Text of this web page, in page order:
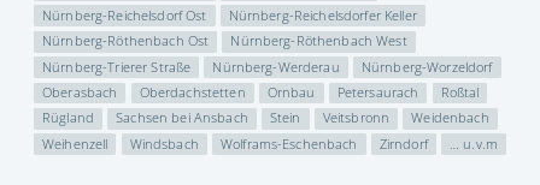
Nürnberg-Reichelsdorf Ost
Nürnberg-Reichelsdorfer Keller
Nürnberg-Röthenbach Ost
Nürnberg-Röthenbach West
Nürnberg-Trierer Straße
Nürnberg-Werderau
Nürnberg-Worzeldorf
Oberasbach
Oberdachstetten Ornbau Petersaurach
Roßtal
Rügland
Sachsen bei Ansbach Stein Veitsbronn
Weidenbach
Weihenzell
Windsbach Wolframs-Eschenbach Zirndorf … u.v.m